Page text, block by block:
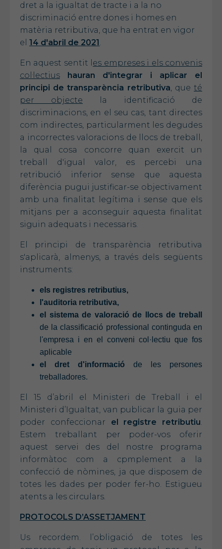
dret a la igualtat de tracte i a la no
discriminació entre dones i homes en
matèria retributiva, que ha entrat en vigor
el 14 d'abril de 2021 .
En aquest sentit l es empreses i els convenis
col·lectius
hauran d'integrar i aplicar el
principi de transparència retributiva, queté
per objecte la identificació de
discriminacions, en el seu cas, tant directes
com indirectes, particularment les degudes
a incorrectes valoracions de llocs de treball,
la qual cosa concorre quan exercit un
treball d'igual valor, es percebi una
retribució inferior sense que aquesta
diferència pugui justificar-se objectivament
amb una finalitat legítima i sense que els
mitjans per a aconseguir aquesta finalitat
siguin adequats i necessaris.
El principi de transparència retributiva
s'aplicarà, almenys, a través dels següents
instruments:
els registres retributius,
l'auditoria retributiva,
el sistema de valoració de llocs de treball
de la classificació professional continguda en
l'empresa i en el conveni col·lectiu que fos
aplicable
el dret d'informació de les persones
treballadores.
El 15 d’abril el Ministeri de Treball i el
Ministeri d’Igualtat, van publicar la guia per
poder confeccionar el registre retributiu.
Estem treballant per poder-vos oferir
aquest servei des del nostre programa
informàtoc com a cpmplement a la
confecció de nòmines, ja que disposem de
totes les dades per poder fer-ho. Estigueu
atents a les circulars.
PROTOCOLS D’ASSETJAMENT
Us recordem. l’obligació de totes les